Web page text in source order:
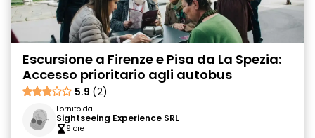
Escursione a Firenze e Pisa da La Spezia:
Accesso prioritario agli autobus
5.9 (2)
Fornito da
Sightseeing Experience SRL
9 ore